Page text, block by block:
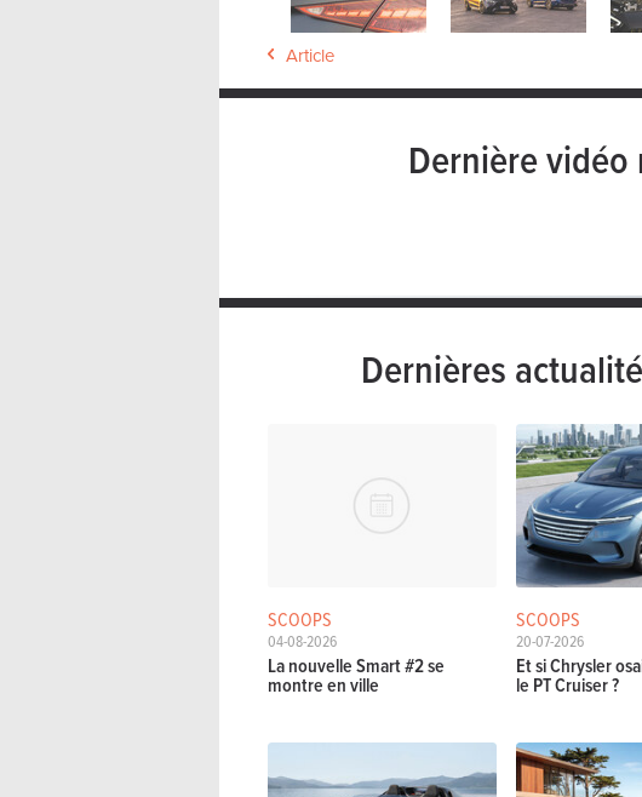
Article
Dernière
Dernières
SCOOPS
04-08-2026
La nouvelle Smart #2 se
montre en ville
SCOOPS
20-07-2026
Et si Chrysler
le PT Cruiser ?